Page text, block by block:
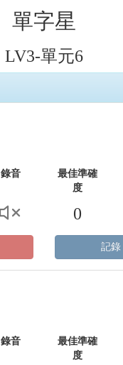
單字星
LV3-單元6
錄音
最佳準確
度
0
記錄
錄音
最佳準確
度